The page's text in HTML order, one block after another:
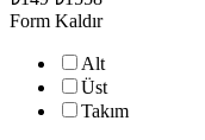
Form Kaldır
Alt
Üst
Takım